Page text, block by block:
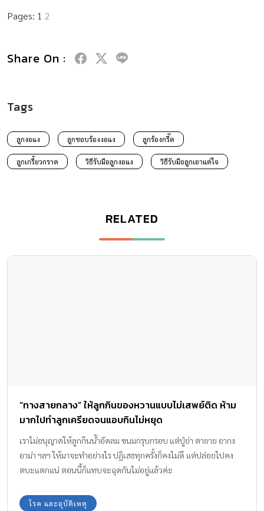
Pages: 1 2
Share On :
Tags
ลูกงอแง ลูกชอบร้องงอแง ลูกร้องกรี๊ด
ลูกเกรี้ยวกราด วิธีรับมือลูกงอแง วิธีรับมือลูกเอาแต่ใจ
RELATED
“ทางสายกลาง” ให้ลูกกินของหวานแบบไม่เสพย์ติด ห้าม
มากไปทำลูกเครียดจนแอบกินไม่หยุด
เราไม่อนุญาตให้ลูกกินน้ำอัดลม ขนมกรุบกรอบ แต่ปู่ย่า ตายาย อากง
อาม่า ฯลฯ ให้มาจะทำอย่างไร ปฏิเสธทุกครั้งก็คงไม่ดี แต่ปล่อยไปคง
ตบะแตกแน่ ตอนนี้ก็แทบจะฉุดกันไม่อยู่แล้วค่ะ
โรค และอุบัติเหตุ